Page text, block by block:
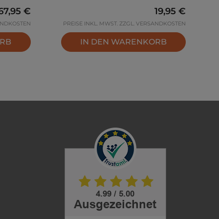
Preis:
€ Regulärer
19,95 €
PREISE INKL. MWST. ZZGL. VERSANDKOSTEN
IN DEN WARENKORB